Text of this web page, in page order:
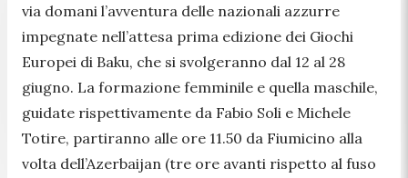
via domani l’avventura delle nazionali azzurre
impegnate nell’attesa prima edizione dei Giochi
Europei di Baku, che si svolgeranno dal 12 al 28
giugno. La formazione femminile e quella maschile,
guidate rispettivamente da Fabio Soli e Michele
Totire, partiranno alle ore 11.50 da Fiumicino alla
volta dell’Azerbaijan (tre ore avanti rispetto al fuso